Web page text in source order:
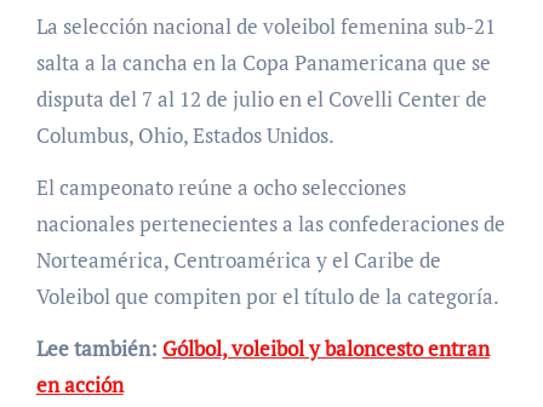
La selección nacional de voleibol femenina sub-21
salta a la cancha en la Copa Panamericana que se
disputa del 7 al 12 de julio en el Covelli Center de
Columbus, Ohio, Estados Unidos.
El campeonato reúne a ocho selecciones
nacionales pertenecientes a las confederaciones de
Norteamérica, Centroamérica y el Caribe de
Voleibol que compiten por el título de la categoría.
Lee también: Gólbol, voleibol y baloncesto entran
en acción